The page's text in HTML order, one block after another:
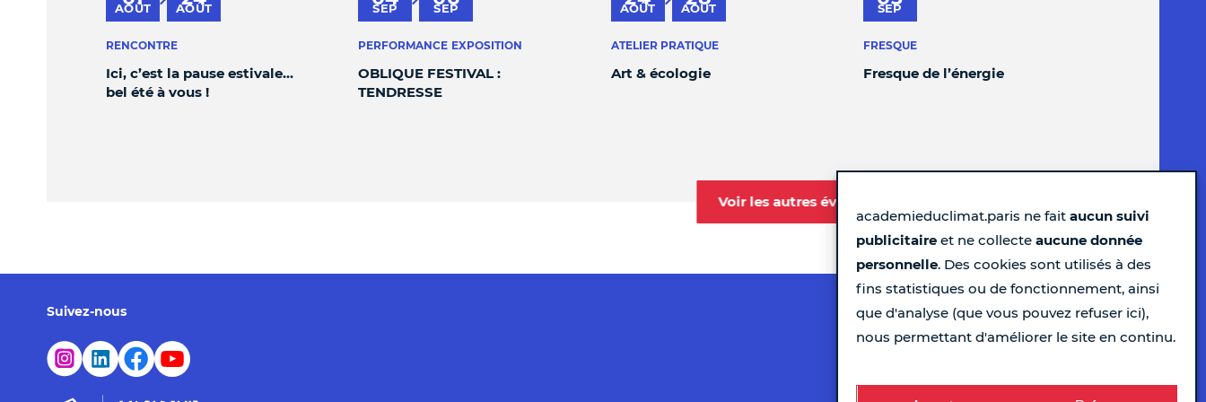
academieduclimat.paris ne fait aucun suivi
publicitaire et ne collecte aucune donnée
personnelle. Des cookies sont utilisés à des
fins statistiques ou de fonctionnement, ainsi
que d'analyse (que vous pouvez refuser ici),
nous permettant d'améliorer le site en continu.
AOÛT au AOÛT
RENCONTRE
Ici, c’est la pause estivale…
bel été à vous !
SEP au SEP
PERFORMANCE EXPOSITION
OBLIQUE FESTIVAL :
TENDRESSE
AOÛT au AOÛT
ATELIER PRATIQUE
Art & écologie
SEP
FRESQUE
Fresque de l’énergie
Voir les autres événements à l'Académie
Suivez-nous
Page Instagram de l'Académie du Climat - Nouvelle fenêtre
Page LinkedIn de l'Académie du Climat - Nouvelle fenêtre
Page Facebook de l'Académie du Climat - Nouvelle fenêtre
Chaîne YouTube de l'Académie du Climat - Nouvelle fenêtre
Pour ne rien rater chaque semaine...